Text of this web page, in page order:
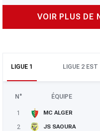
VOIR PLUS DE
LIGUE 1 LIGUE 2 EST
N° ÉQUIPE
1 MC ALGER
2
JS SAOURA